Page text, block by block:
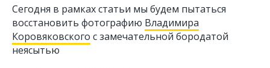
Сегодня в рамках статьи мы будем пытаться
восстановить фотографию Владимира
Коровяковского с замечательной бородатой
неясытью